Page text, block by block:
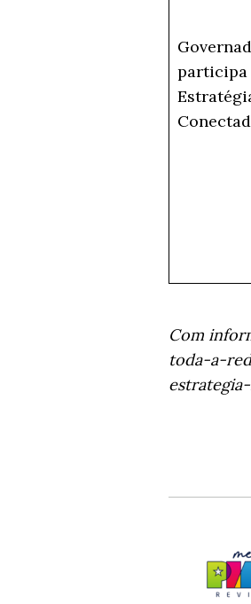
participa
Com
toda-a-